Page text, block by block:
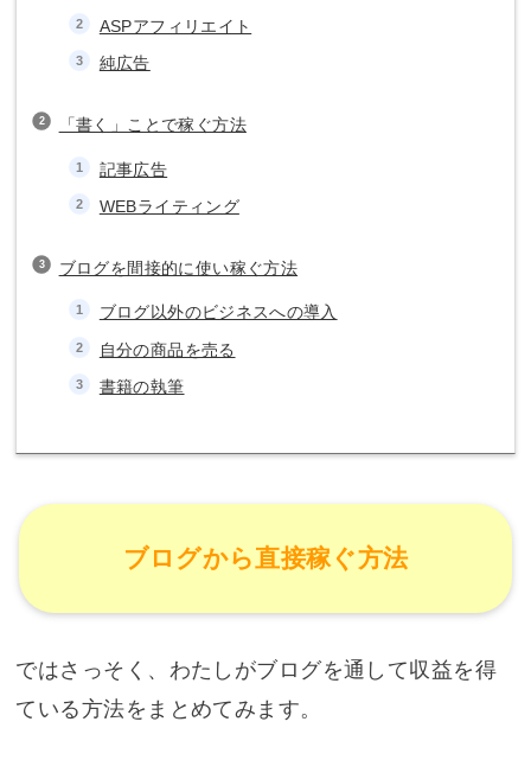
ASPアフィリエイト
純広告
「書く」ことで稼ぐ方法
記事広告
WEBライティング
ブログを間接的に使い稼ぐ方法
ブログ以外のビジネスへの導入
自分の商品を売る
書籍の執筆
ブログから直接稼ぐ方法
ではさっそく、わたしがブログを通して収益を得
ている方法をまとめてみます。